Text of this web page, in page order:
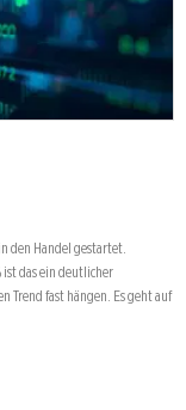
den Handel gestartet.
das ein deutlicher
Trend fast hängen. Es geht auf